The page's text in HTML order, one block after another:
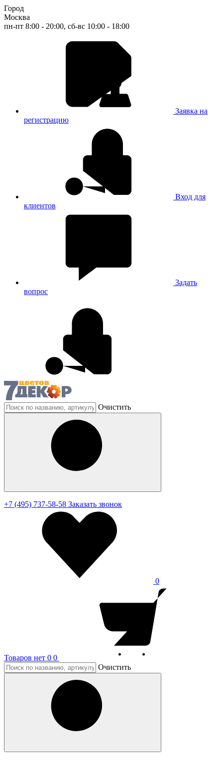
Город
Москва
пн-пт 8:00 - 20:00, сб-вс 10:00 - 18:00
Заявка на
регистрацию
Вход для
клиентов
Задать
вопрос
Очистить
+7 (495) 737-58-58 Заказать звонок
0
Товаров нет 0 0
Очистить